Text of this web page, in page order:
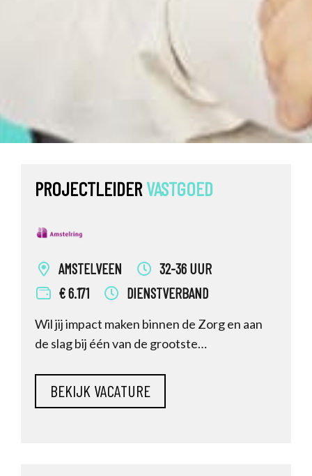
PROJECTLEIDERVASTGOED
AMSTELVEEN
32-36 UUR
€ 6.171
DIENSTVERBAND
Wil jij impact maken binnen de Zorg en aan
de slag bij één van de grootste
Amsterdam dan is dit nu je kans. We zoeken
namelijk namens onze opdrachtgever